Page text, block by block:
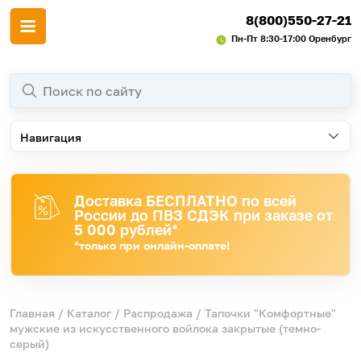
8(800)550-27-21
Пн-Пт 8:30-17:00 Оренбург
Навигация
Доставка БЕСПЛАТНО по всей
России до ПВЗ СДЭК при заказе от
5 000 рублей*
*только при онлайн-оплате!
Главная / Каталог / Распродажа / Тапочки "Комфортные"
мужские из искусственного войлока закрытые (темно-
серый)